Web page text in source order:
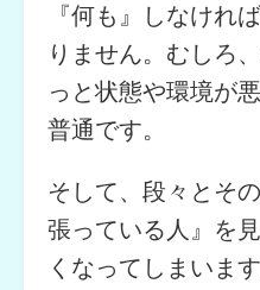
『何も』しなけれ
りません。むしろ
っと状態や環境が
普通です。
そして、段々とそ
張っている人』を
くなってしまいま